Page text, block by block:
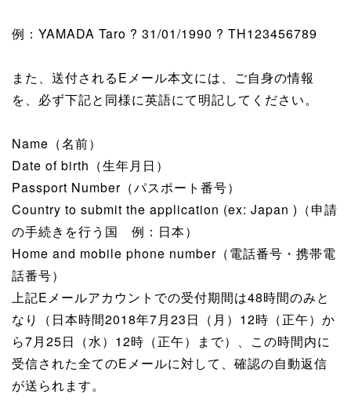
例：YAMADA Taro ? 31/01/1990 ? TH123456789
また、送付されるEメール本文には、ご自身の情報
を、必ず下記と同様に英語にて明記してください。
Name（名前）
Date of birth（生年月日）
Passport Number（パスポート番号）
Country to submit the application (ex: Japan )（申請
の手続きを行う国 例：日本）
Home and mobile phone number（電話番号・携帯電
話番号）
上記Eメールアカウントでの受付期間は48時間のみと
なり（日本時間2018年7月23日（月）12時（正午）か
ら7月25日（水）12時（正午）まで）、この時間内に
受信された全てのEメールに対して、確認の自動返信
が送られます。